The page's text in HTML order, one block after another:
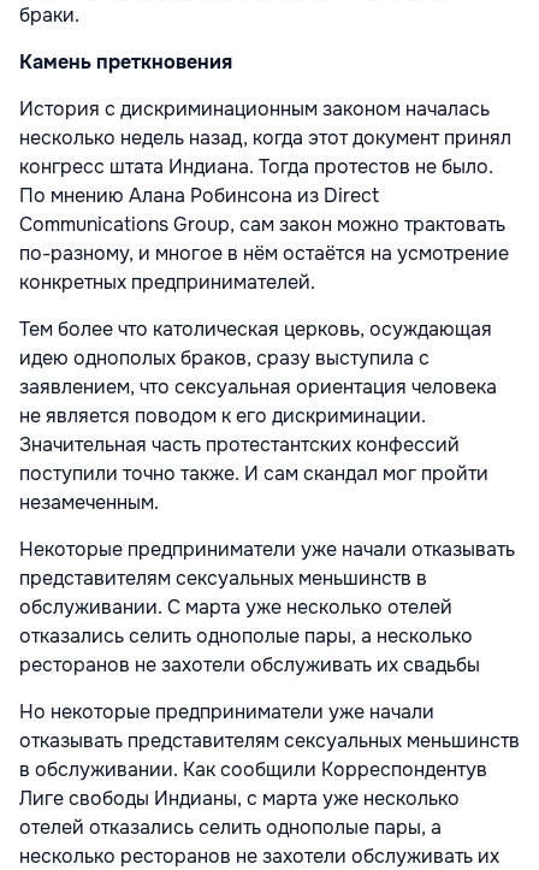
браки.
Камень преткновения
История с дискриминационным законом началась
несколько недель назад, когда этот документ принял
конгресс штата Индиана. Тогда протестов не было.
По мнению Алана Робинсона из Direct
Communications Group, сам закон можно трактовать
по-разному, и многое в нём остаётся на усмотрение
конкретных предпринимателей.
Тем более что католическая церковь, осуждающая
идею однополых браков, сразу выступила с
заявлением, что сексуальная ориентация человека
не является поводом к его дискриминации.
Значительная часть протестантских конфессий
поступили точно также. И сам скандал мог пройти
незамеченным.
Некоторые предприниматели уже начали отказывать
представителям сексуальных меньшинств в
обслуживании. С марта уже несколько отелей
отказались селить однополые пары, а несколько
ресторанов не захотели обслуживать их свадьбы
Но некоторые предприниматели уже начали
отказывать представителям сексуальных меньшинств
в обслуживании. Как сообщили Корреспондентув
Лиге свободы Индианы, с марта уже несколько
отелей отказались селить однополые пары, а
несколько ресторанов не захотели обслуживать их